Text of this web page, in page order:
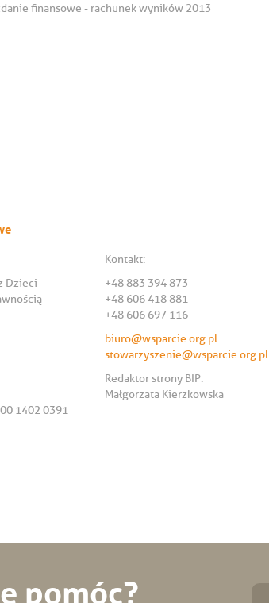
finansowe - rachunek wyników 2013
Dzieci
1402 0391
Kontakt:
+48 883 394 873
+48 606 418 881
+48 606 697 116
biuro@wsparcie.org.pl
stowarzyszenie@wsparcie.org.pl
Redaktor strony BIP:
Małgorzata Kierzkowska
pomóc?